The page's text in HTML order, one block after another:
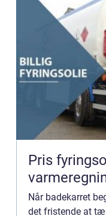
Pris
Når badekarret
det fristende at